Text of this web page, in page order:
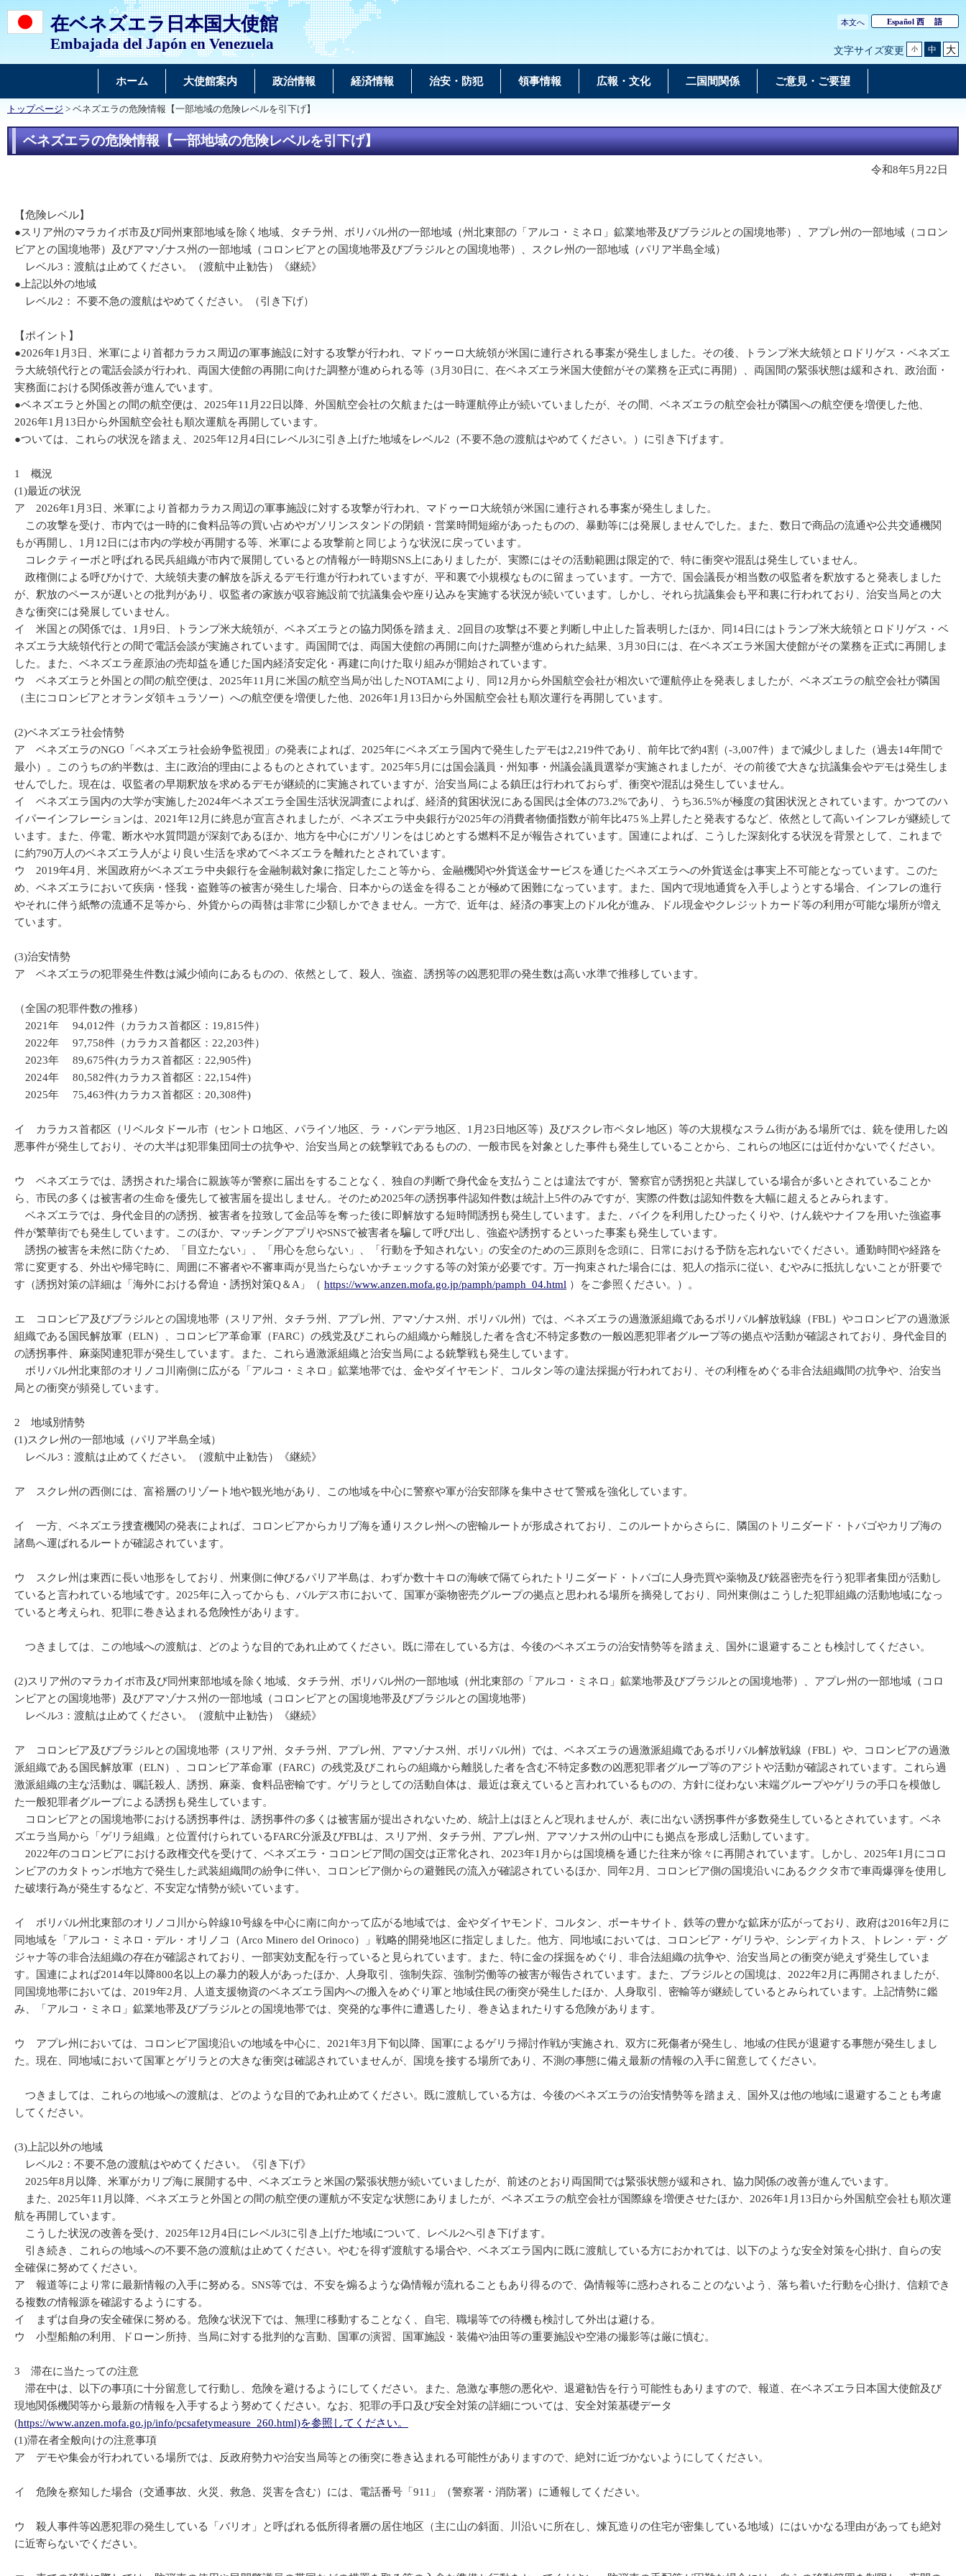
在ベネズエラ日本国大使館
Embajada del Japón en Venezuela
本文へ Español 西 語
文字サイズ変更 小 中 大
ホーム 大使館案内 政治情報 経済情報 治安・防犯 領事情報 広報・文化 二国間関係 ご意見・ご要望
トップページ > ベネズエラの危険情報【一部地域の危険レベルを引下げ】
ベネズエラの危険情報【一部地域の危険レベルを引下げ】
令和8年5月22日
【危険レベル】
●スリア州のマラカイボ市及び同州東部地域を除く地域、タチラ州、ボリバル州の一部地域（州北東部の「アルコ・ミネロ」鉱業地帯及びブラジルとの国境地帯）、アプレ州の一部地域（コロン
ビアとの国境地帯）及びアマゾナス州の一部地域（コロンビアとの国境地帯及びブラジルとの国境地帯）、スクレ州の一部地域（パリア半島全域）
レベル3：渡航は止めてください。（渡航中止勧告）《継続》
●上記以外の地域
レベル2： 不要不急の渡航はやめてください。（引き下げ）
【ポイント】
●2026年1月3日、米軍により首都カラカス周辺の軍事施設に対する攻撃が行われ、マドゥーロ大統領が米国に連行される事案が発生しました。その後、トランプ米大統領とロドリゲス・ベネズエ
ラ大統領代行との電話会談が行われ、両国大使館の再開に向けた調整が進められる等（3月30日に、在ベネズエラ米国大使館がその業務を正式に再開）、両国間の緊張状態は緩和され、政治面・
実務面における関係改善が進んでいます。
●ベネズエラと外国との間の航空便は、2025年11月22日以降、外国航空会社の欠航または一時運航停止が続いていましたが、その間、ベネズエラの航空会社が隣国への航空便を増便した他、
2026年1月13日から外国航空会社も順次運航を再開しています。
●ついては、これらの状況を踏まえ、2025年12月4日にレベル3に引き上げた地域をレベル2（不要不急の渡航はやめてください。）に引き下げます。
1 概況
(1)最近の状況
ア 2026年1月3日、米軍により首都カラカス周辺の軍事施設に対する攻撃が行われ、マドゥーロ大統領が米国に連行される事案が発生しました。
この攻撃を受け、市内では一時的に食料品等の買い占めやガソリンスタンドの閉鎖・営業時間短縮があったものの、暴動等には発展しませんでした。また、数日で商品の流通や公共交通機関
もが再開し、1月12日には市内の学校が再開する等、米軍による攻撃前と同じような状況に戻っています。
コレクティーボと呼ばれる民兵組織が市内で展開しているとの情報が一時期SNS上にありましたが、実際にはその活動範囲は限定的で、特に衝突や混乱は発生していません。
政権側による呼びかけで、大統領夫妻の解放を訴えるデモ行進が行われていますが、平和裏で小規模なものに留まっています。一方で、国会議長が相当数の収監者を釈放すると発表しました
が、釈放のペースが遅いとの批判があり、収監者の家族が収容施設前で抗議集会や座り込みを実施する状況が続いています。しかし、それら抗議集会も平和裏に行われており、治安当局との大
きな衝突には発展していません。
イ 米国との関係では、1月9日、トランプ米大統領が、ベネズエラとの協力関係を踏まえ、2回目の攻撃は不要と判断し中止した旨表明したほか、同14日にはトランプ米大統領とロドリゲス・ベ
ネズエラ大統領代行との間で電話会談が実施されています。両国間では、両国大使館の再開に向けた調整が進められた結果、3月30日には、在ベネズエラ米国大使館がその業務を正式に再開しま
した。また、ベネズエラ産原油の売却益を通じた国内経済安定化・再建に向けた取り組みが開始されています。
ウ ベネズエラと外国との間の航空便は、2025年11月に米国の航空当局が出したNOTAMにより、同12月から外国航空会社が相次いで運航停止を発表しましたが、ベネズエラの航空会社が隣国
（主にコロンビアとオランダ領キュラソー）への航空便を増便した他、2026年1月13日から外国航空会社も順次運行を再開しています。
(2)ベネズエラ社会情勢
ア ベネズエラのNGO「ベネズエラ社会紛争監視団」の発表によれば、2025年にベネズエラ国内で発生したデモは2,219件であり、前年比で約4割（-3,007件）まで減少しました（過去14年間で
最小）。このうちの約半数は、主に政治的理由によるものとされています。2025年5月には国会議員・州知事・州議会議員選挙が実施されましたが、その前後で大きな抗議集会やデモは発生しま
せんでした。現在は、収監者の早期釈放を求めるデモが継続的に実施されていますが、治安当局による鎮圧は行われておらず、衝突や混乱は発生していません。
イ ベネズエラ国内の大学が実施した2024年ベネズエラ全国生活状況調査によれば、経済的貧困状況にある国民は全体の73.2%であり、うち36.5%が極度の貧困状況とされています。かつてのハ
イパーインフレーションは、2021年12月に終息が宣言されましたが、ベネズエラ中央銀行が2025年の消費者物価指数が前年比475％上昇したと発表するなど、依然として高いインフレが継続して
います。また、停電、断水や水質問題が深刻であるほか、地方を中心にガソリンをはじめとする燃料不足が報告されています。国連によれば、こうした深刻化する状況を背景として、これまで
に約790万人のベネズエラ人がより良い生活を求めてベネズエラを離れたとされています。
ウ 2019年4月、米国政府がベネズエラ中央銀行を金融制裁対象に指定したこと等から、金融機関や外貨送金サービスを通じたベネズエラへの外貨送金は事実上不可能となっています。このた
め、ベネズエラにおいて疾病・怪我・盗難等の被害が発生した場合、日本からの送金を得ることが極めて困難になっています。また、国内で現地通貨を入手しようとする場合、インフレの進行
やそれに伴う紙幣の流通不足等から、外貨からの両替は非常に少額しかできません。一方で、近年は、経済の事実上のドル化が進み、ドル現金やクレジットカード等の利用が可能な場所が増え
ています。
(3)治安情勢
ア ベネズエラの犯罪発生件数は減少傾向にあるものの、依然として、殺人、強盗、誘拐等の凶悪犯罪の発生数は高い水準で推移しています。
（全国の犯罪件数の推移）
2021年 94,012件（カラカス首都区：19,815件）
2022年 97,758件（カラカス首都区：22,203件）
2023年 89,675件(カラカス首都区：22,905件)
2024年 80,582件(カラカス首都区：22,154件)
2025年 75,463件(カラカス首都区：20,308件)
イ カラカス首都区（リベルタドール市（セントロ地区、パライソ地区、ラ・バンデラ地区、1月23日地区等）及びスクレ市ペタレ地区）等の大規模なスラム街がある場所では、銃を使用した凶
悪事件が発生しており、その大半は犯罪集団同士の抗争や、治安当局との銃撃戦であるものの、一般市民を対象とした事件も発生していることから、これらの地区には近付かないでください。
ウ ベネズエラでは、誘拐された場合に親族等が警察に届出をすることなく、独自の判断で身代金を支払うことは違法ですが、警察官が誘拐犯と共謀している場合が多いとされていることか
ら、市民の多くは被害者の生命を優先して被害届を提出しません。そのため2025年の誘拐事件認知件数は統計上5件のみですが、実際の件数は認知件数を大幅に超えるとみられます。
ベネズエラでは、身代金目的の誘拐、被害者を拉致して金品等を奪った後に即解放する短時間誘拐も発生しています。また、バイクを利用したひったくりや、けん銃やナイフを用いた強盗事
件が繁華街でも発生しています。このほか、マッチングアプリやSNSで被害者を騙して呼び出し、強盗や誘拐するといった事案も発生しています。
誘拐の被害を未然に防ぐため、「目立たない」、「用心を怠らない」、「行動を予知されない」の安全のための三原則を念頭に、日常における予防を忘れないでください。通勤時間や経路を
常に変更する、外出や帰宅時に、周囲に不審者や不審車両が見当たらないかチェックする等の対策が必要です。万一拘束された場合には、犯人の指示に従い、むやみに抵抗しないことが肝要で
す（誘拐対策の詳細は「海外における脅迫・誘拐対策Q＆A」（ https://www.anzen.mofa.go.jp/pamph/pamph_04.html ）をご参照ください。）。
エ コロンビア及びブラジルとの国境地帯（スリア州、タチラ州、アプレ州、アマゾナス州、ボリバル州）では、ベネズエラの過激派組織であるボリバル解放戦線（FBL）やコロンビアの過激派
組織である国民解放軍（ELN）、コロンビア革命軍（FARC）の残党及びこれらの組織から離脱した者を含む不特定多数の一般凶悪犯罪者グループ等の拠点や活動が確認されており、身代金目的
の誘拐事件、麻薬関連犯罪が発生しています。また、これら過激派組織と治安当局による銃撃戦も発生しています。
ボリバル州北東部のオリノコ川南側に広がる「アルコ・ミネロ」鉱業地帯では、金やダイヤモンド、コルタン等の違法採掘が行われており、その利権をめぐる非合法組織間の抗争や、治安当
局との衝突が頻発しています。
2 地域別情勢
(1)スクレ州の一部地域（パリア半島全域）
レベル3：渡航は止めてください。（渡航中止勧告）《継続》
ア スクレ州の西側には、富裕層のリゾート地や観光地があり、この地域を中心に警察や軍が治安部隊を集中させて警戒を強化しています。
イ 一方、ベネズエラ捜査機関の発表によれば、コロンビアからカリブ海を通りスクレ州への密輸ルートが形成されており、このルートからさらに、隣国のトリニダード・トバゴやカリブ海の
諸島へ運ばれるルートが確認されています。
ウ スクレ州は東西に長い地形をしており、州東側に伸びるパリア半島は、わずか数十キロの海峡で隔てられたトリニダード・トバゴに人身売買や薬物及び銃器密売を行う犯罪者集団が活動し
ていると言われている地域です。2025年に入ってからも、バルデス市において、国軍が薬物密売グループの拠点と思われる場所を摘発しており、同州東側はこうした犯罪組織の活動地域になっ
ていると考えられ、犯罪に巻き込まれる危険性があります。
つきましては、この地域への渡航は、どのような目的であれ止めてください。既に滞在している方は、今後のベネズエラの治安情勢等を踏まえ、国外に退避することも検討してください。
(2)スリア州のマラカイボ市及び同州東部地域を除く地域、タチラ州、ボリバル州の一部地域（州北東部の「アルコ・ミネロ」鉱業地帯及びブラジルとの国境地帯）、アプレ州の一部地域（コロ
ンビアとの国境地帯）及びアマゾナス州の一部地域（コロンビアとの国境地帯及びブラジルとの国境地帯）
レベル3：渡航は止めてください。（渡航中止勧告）《継続》
ア コロンビア及びブラジルとの国境地帯（スリア州、タチラ州、アプレ州、アマゾナス州、ボリバル州）では、ベネズエラの過激派組織であるボリバル解放戦線（FBL）や、コロンビアの過激
派組織である国民解放軍（ELN）、コロンビア革命軍（FARC）の残党及びこれらの組織から離脱した者を含む不特定多数の凶悪犯罪者グループ等のアジトや活動が確認されています。これら過
激派組織の主な活動は、嘱託殺人、誘拐、麻薬、食料品密輸です。ゲリラとしての活動自体は、最近は衰えていると言われているものの、方針に従わない末端グループやゲリラの手口を模倣し
た一般犯罪者グループによる誘拐も発生しています。
コロンビアとの国境地帯における誘拐事件は、誘拐事件の多くは被害届が提出されないため、統計上はほとんど現れませんが、表に出ない誘拐事件が多数発生しているとされています。ベネ
ズエラ当局から「ゲリラ組織」と位置付けられているFARC分派及びFBLは、スリア州、タチラ州、アプレ州、アマソナス州の山中にも拠点を形成し活動しています。
2022年のコロンビアにおける政権交代を受けて、ベネズエラ・コロンビア間の国交は正常化され、2023年1月からは国境橋を通じた往来が徐々に再開されています。しかし、2025年1月にコロ
ンビアのカタトゥンボ地方で発生した武装組織間の紛争に伴い、コロンビア側からの避難民の流入が確認されているほか、同年2月、コロンビア側の国境沿いにあるククタ市で車両爆弾を使用し
た破壊行為が発生するなど、不安定な情勢が続いています。
イ ボリバル州北東部のオリノコ川から幹線10号線を中心に南に向かって広がる地域では、金やダイヤモンド、コルタン、ボーキサイト、鉄等の豊かな鉱床が広がっており、政府は2016年2月に
同地域を「アルコ・ミネロ・デル・オリノコ（Arco Minero del Orinoco）」戦略的開発地区に指定しました。他方、同地域においては、コロンビア・ゲリラや、シンディカトス、トレン・デ・グ
ジャナ等の非合法組織の存在が確認されており、一部実効支配を行っていると見られています。また、特に金の採掘をめぐり、非合法組織の抗争や、治安当局との衝突が絶えず発生していま
す。国連によれば2014年以降800名以上の暴力的殺人があったほか、人身取引、強制失踪、強制労働等の被害が報告されています。また、ブラジルとの国境は、2022年2月に再開されましたが、
同国境地帯においては、2019年2月、人道支援物資のベネズエラ国内への搬入をめぐり軍と地域住民の衝突が発生したほか、人身取引、密輸等が継続しているとみられています。上記情勢に鑑
み、「アルコ・ミネロ」鉱業地帯及びブラジルとの国境地帯では、突発的な事件に遭遇したり、巻き込まれたりする危険があります。
ウ アプレ州においては、コロンビア国境沿いの地域を中心に、2021年3月下旬以降、国軍によるゲリラ掃討作戦が実施され、双方に死傷者が発生し、地域の住民が退避する事態が発生しまし
た。現在、同地域において国軍とゲリラとの大きな衝突は確認されていませんが、国境を接する場所であり、不測の事態に備え最新の情報の入手に留意してください。
つきましては、これらの地域への渡航は、どのような目的であれ止めてください。既に渡航している方は、今後のベネズエラの治安情勢等を踏まえ、国外又は他の地域に退避することも考慮
してください。
(3)上記以外の地域
レベル2：不要不急の渡航はやめてください。《引き下げ》
2025年8月以降、米軍がカリブ海に展開する中、ベネズエラと米国の緊張状態が続いていましたが、前述のとおり両国間では緊張状態が緩和され、協力関係の改善が進んでいます。
また、2025年11月以降、ベネズエラと外国との間の航空便の運航が不安定な状態にありましたが、ベネズエラの航空会社が国際線を増便させたほか、2026年1月13日から外国航空会社も順次運
航を再開しています。
こうした状況の改善を受け、2025年12月4日にレベル3に引き上げた地域について、レベル2へ引き下げます。
引き続き、これらの地域への不要不急の渡航は止めてください。やむを得ず渡航する場合や、ベネズエラ国内に既に渡航している方におかれては、以下のような安全対策を心掛け、自らの安
全確保に努めてください。
ア 報道等により常に最新情報の入手に努める。SNS等では、不安を煽るような偽情報が流れることもあり得るので、偽情報等に惑わされることのないよう、落ち着いた行動を心掛け、信頼でき
る複数の情報源を確認するようにする。
イ まずは自身の安全確保に努める。危険な状況下では、無理に移動することなく、自宅、職場等での待機も検討して外出は避ける。
ウ 小型船舶の利用、ドローン所持、当局に対する批判的な言動、国軍の演習、国軍施設・装備や油田等の重要施設や空港の撮影等は厳に慎む。
3 滞在に当たっての注意
滞在中は、以下の事項に十分留意して行動し、危険を避けるようにしてください。また、急激な事態の悪化や、退避勧告を行う可能性もありますので、報道、在ベネズエラ日本国大使館及び
現地関係機関等から最新の情報を入手するよう努めてください。なお、犯罪の手口及び安全対策の詳細については、安全対策基礎データ
(https://www.anzen.mofa.go.jp/info/pcsafetymeasure_260.html)を参照してください。
(1)滞在者全般向けの注意事項
ア デモや集会が行われている場所では、反政府勢力や治安当局等との衝突に巻き込まれる可能性がありますので、絶対に近づかないようにしてください。
イ 危険を察知した場合（交通事故、火災、救急、災害を含む）には、電話番号「911」（警察署・消防署）に通報してください。
ウ 殺人事件等凶悪犯罪の発生している「バリオ」と呼ばれる低所得者層の居住地区（主に山の斜面、川沿いに所在し、煉瓦造りの住宅が密集している地域）にはいかなる理由があっても絶対
に近寄らないでください。